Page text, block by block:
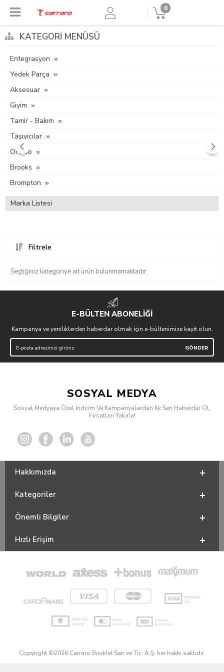
0
KATEGORI MENÜSÜ
Entegrasyon
Yedek Parça
Aksesuar
Giyim
Tamir - Bakım
Taşıyıcılar
Ortlieb
Brooks
Brompton
Marka Listesi
Filtrele
Seçtiğiniz kategoriye ait ürün bulunmamaktadır.
E-BÜLTEN ABONELİĞİ
Kampanya ve yeniliklerden haberdar olmak için e-bültenimize kayıt olun.
SOSYAL MEDYA
Sosyal Medyaya Özel Indirim Ve Kampanyalardan Ilk Sen Haberdar Ol,
Fırsatları Yakala!
Hakkımızda
Kategoriler
Önemli Bilgiler
Hızlı Erişim
Copyright ©2026 Carraro Bisiklet San ve Tic. A.Ş. her hakkı saklıdır.